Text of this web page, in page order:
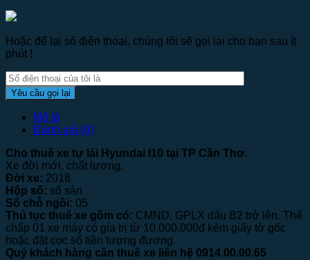
Hoặc để lại số điện thoại, chúng tôi sẽ gọi lại cho bạn sau ít
phút !
Mô tả
Đánh giá (0)
Cho thuê xe tự lái Hyundai I10 tại TP Cần Thơ.
Xe đời mới, chất lượng.
Đời xe: 2018
Hộp số: số sàn
Số chỗ ngồi: 05
Thủ tục thuê xe gồm có: CMND, GPLX dấu B2 trở lên. Thế
chấp 01 xe máy có gía trị từ 10.000.000đ kèm giấy tờ gốc
hoặc đặt cọc số tiền tương đương.
Quý khách hàng cần thuê xe liên hệ 0914.00.00.65